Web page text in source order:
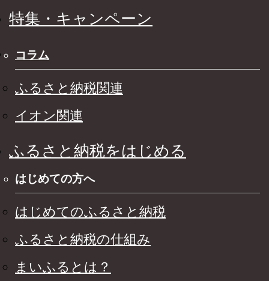
特集・キャンペーン
コラム
ふるさと納税関連
イオン関連
ふるさと納税をはじめる
はじめての方へ
はじめてのふるさと納税
ふるさと納税の仕組み
まいふるとは？